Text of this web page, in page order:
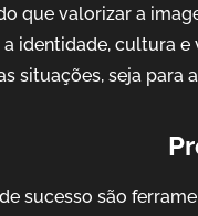
que valorizar a
identidade, cultura e
situações, seja para
sucesso são